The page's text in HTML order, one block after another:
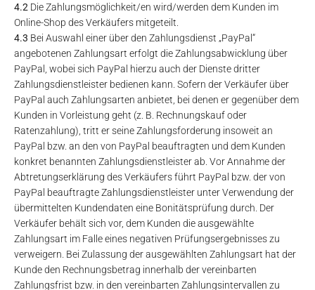
4.2 Die Zahlungsmöglichkeit/en wird/werden dem Kunden im
Online-Shop des Verkäufers mitgeteilt.
4.3 Bei Auswahl einer über den Zahlungsdienst „PayPal“
angebotenen Zahlungsart erfolgt die Zahlungsabwicklung über
PayPal, wobei sich PayPal hierzu auch der Dienste dritter
Zahlungsdienstleister bedienen kann. Sofern der Verkäufer über
PayPal auch Zahlungsarten anbietet, bei denen er gegenüber dem
Kunden in Vorleistung geht (z. B. Rechnungskauf oder
Ratenzahlung), tritt er seine Zahlungsforderung insoweit an
PayPal bzw. an den von PayPal beauftragten und dem Kunden
konkret benannten Zahlungsdienstleister ab. Vor Annahme der
Abtretungserklärung des Verkäufers führt PayPal bzw. der von
PayPal beauftragte Zahlungsdienstleister unter Verwendung der
übermittelten Kundendaten eine Bonitätsprüfung durch. Der
Verkäufer behält sich vor, dem Kunden die ausgewählte
Zahlungsart im Falle eines negativen Prüfungsergebnisses zu
verweigern. Bei Zulassung der ausgewählten Zahlungsart hat der
Kunde den Rechnungsbetrag innerhalb der vereinbarten
Zahlungsfrist bzw. in den vereinbarten Zahlungsintervallen zu